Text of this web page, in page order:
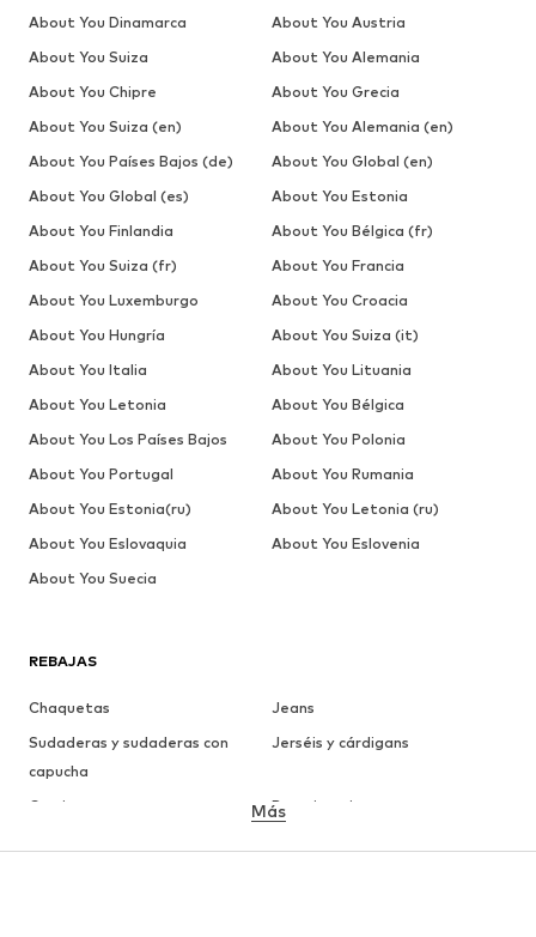
REBAJAS
Chaquetas
Jeans
Sudaderas y sudaderas con
capucha
Jerséis y cárdigans
Camisetas
Ropa interior
Más
About You Dinamarca
About You Austria
About You Suiza
About You Alemania
About You Chipre
About You Grecia
About You Suiza (en)
About You Alemania (en)
About You Países Bajos (de)
About You Global (en)
About You Global (es)
About You Estonia
About You Finlandia
About You Bélgica (fr)
About You Suiza (fr)
About You Francia
About You Luxemburgo
About You Croacia
About You Hungría
About You Suiza (it)
About You Italia
About You Lituania
About You Letonia
About You Bélgica
About You Los Países Bajos
About You Polonia
About You Portugal
About You Rumania
About You Estonia(ru)
About You Letonia (ru)
About You Eslovaquia
About You Eslovenia
About You Suecia